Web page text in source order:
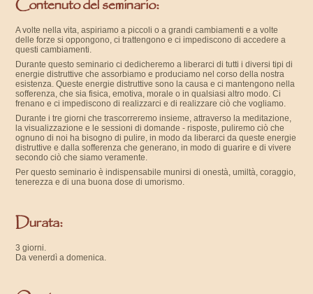
Contenuto del seminario:
A volte nella vita, aspiriamo a piccoli o a grandi cambiamenti e a volte
delle forze si oppongono, ci trattengono e ci impediscono di accedere a
questi cambiamenti.
Durante questo seminario ci dedicheremo a liberarci di tutti i diversi tipi di
energie distruttive che assorbiamo e produciamo nel corso della nostra
esistenza. Queste energie distruttive sono la causa e ci mantengono nella
sofferenza, che sia fisica, emotiva, morale o in qualsiasi altro modo. Ci
frenano e ci impediscono di realizzarci e di realizzare ciò che vogliamo.
Durante i tre giorni che trascorreremo insieme, attraverso la meditazione,
la visualizzazione e le sessioni di domande - risposte, puliremo ciò che
ognuno di noi ha bisogno di pulire, in modo da liberarci da queste energie
distruttive e dalla sofferenza che generano, in modo di guarire e di vivere
secondo ciò che siamo veramente.
Per questo seminario è indispensabile munirsi di onestà, umiltà, coraggio,
tenerezza e di una buona dose di umorismo.
Durata:
3 giorni.
Da venerdì a domenica.